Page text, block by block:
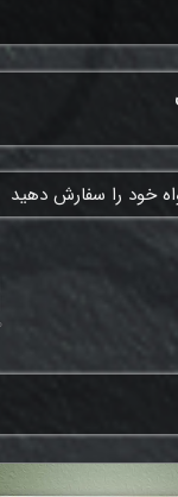
خود را سفارش دهید